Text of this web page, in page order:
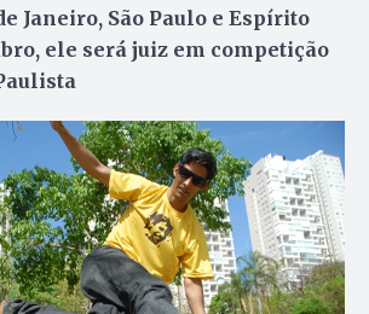
Janeiro, São Paulo e Espírito
ele será juiz em competição